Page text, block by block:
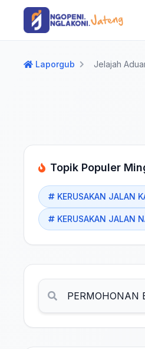
Langsung ke konten utama
Langsung ke navigasi
Laporgub Jelajah
Topik Populer
KERUSAKAN JALAN
KERUSAKAN JALAN